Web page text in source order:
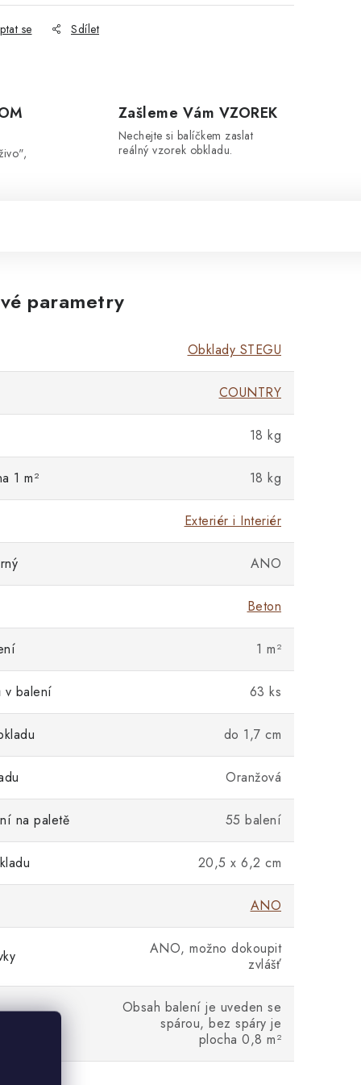
se Sdílet
Zašleme Vám VZOREK
Nechejte si balíčkem zaslat
reálný vzorek obkladu.
parametry
Obklady STEGU
COUNTRY
18 kg
1 m² 18 kg
Exteriér i Interiér
ANO
Beton
1 m²
v balení 63 ks
do 1,7 cm
Oranžová
na paletě 55 balení
20,5 x 6,2 cm
ANO
ANO, možno dokoupit
zvlášť
Obsah balení je uveden se
spárou, bez spáry je
plocha 0,8 m²